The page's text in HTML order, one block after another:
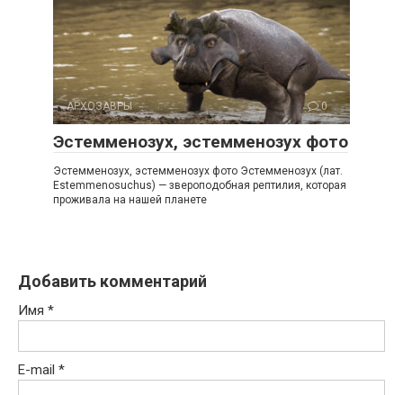
АРХОЗАВРЫ 0
Эстемменозух, эстемменозух фото
Эстемменозух, эстемменозух фото Эстемменозух (лат.
Estemmenosuchus) — звероподобная рептилия, которая
проживала на нашей планете
Добавить комментарий
Имя *
E-mail *